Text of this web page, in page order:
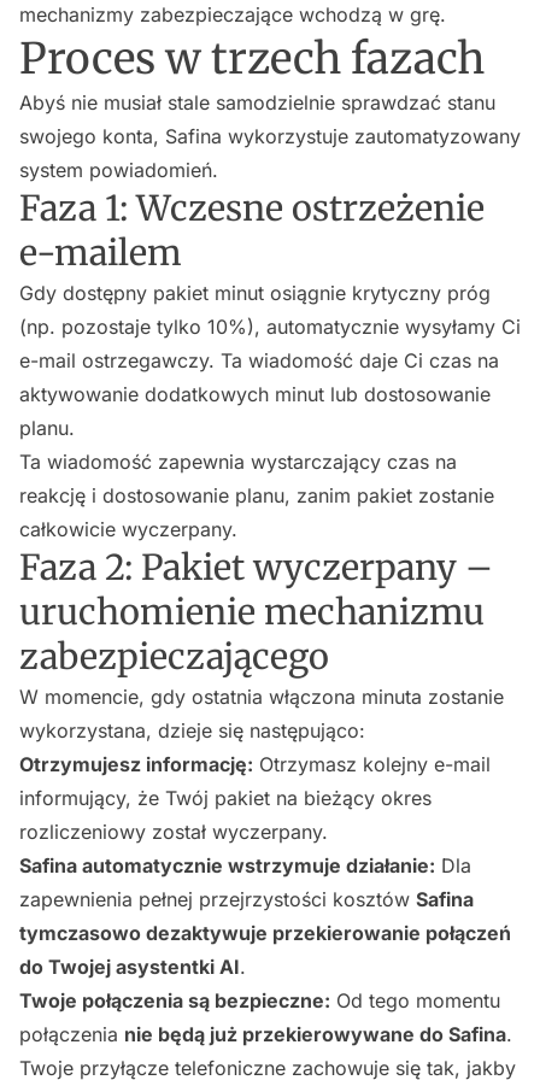
mechanizmy zabezpieczające wchodzą w grę.
Proces w trzech fazach
Abyś nie musiał stale samodzielnie sprawdzać stanu
swojego konta, Safina wykorzystuje zautomatyzowany
system powiadomień.
Faza 1: Wczesne ostrzeżenie
e-mailem
Gdy dostępny pakiet minut osiągnie krytyczny próg
(np. pozostaje tylko 10%), automatycznie wysyłamy Ci
e-mail ostrzegawczy. Ta wiadomość daje Ci czas na
aktywowanie dodatkowych minut lub dostosowanie
planu.
Ta wiadomość zapewnia wystarczający czas na
reakcję i dostosowanie planu, zanim pakiet zostanie
całkowicie wyczerpany.
Faza 2: Pakiet wyczerpany –
uruchomienie mechanizmu
zabezpieczającego
W momencie, gdy ostatnia włączona minuta zostanie
wykorzystana, dzieje się następująco:
Otrzymujesz informację: Otrzymasz kolejny e-mail
informujący, że Twój pakiet na bieżący okres
rozliczeniowy został wyczerpany.
Safina automatycznie wstrzymuje działanie: Dla
zapewnienia pełnej przejrzystości kosztów Safina
tymczasowo dezaktywuje przekierowanie połączeń
do Twojej asystentki AI.
Twoje połączenia są bezpieczne: Od tego momentu
połączenia nie będą już przekierowywane do Safina.
Twoje przyłącze telefoniczne zachowuje się tak, jakby